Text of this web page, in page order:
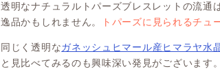
透明なナチュラルトパーズブレスレットの流通
逸品かもしれません。
トパーズに見られるチュ
同じく透明なガネッシュヒマール産ヒマラヤ水
と見比べてみるのも興味深い発見がございます。